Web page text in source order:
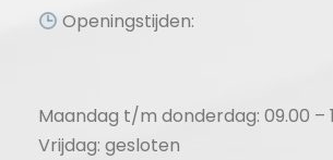
Openingstijden:
Maandag t/m donderdag: 09.00 –
Vrijdag: gesloten